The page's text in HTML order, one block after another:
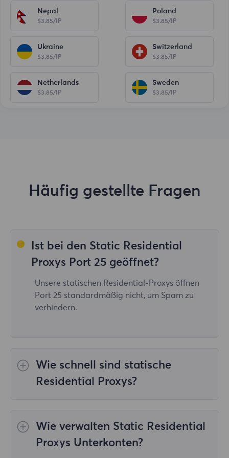
Nepal
$3.85/IP
Poland
$3.85/IP
Ukraine
$3.85/IP
Switzerland
$3.85/IP
Netherlands
$3.85/IP
Sweden
$3.85/IP
Häufig gestellte Fragen
Ist bei den Static Residential
Proxys Port 25 geöffnet?
Unsere statischen Residential-Proxys öffnen
Port 25 standardmäßig nicht, um Spam zu
verhindern.
Wie schnell sind statische
Residential Proxys?
Wie verwalten Static Residential
Proxys Unterkonten?